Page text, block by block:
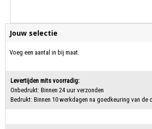
Jouw selectie
Voeg een aantal in bij maat.
Levertijden mits voorradig:
Onbedrukt: Binnen 24 uur verzonden
Bedrukt: Binnen 10 werkdagen na goedkeuring van